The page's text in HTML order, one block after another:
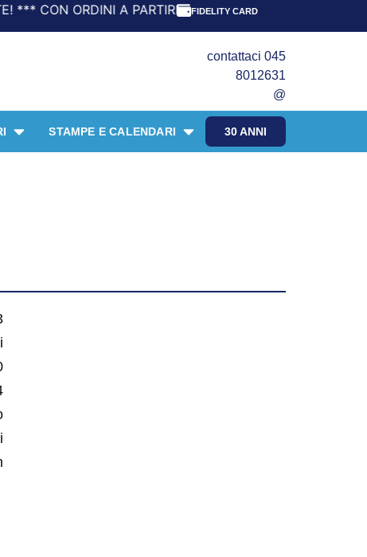
A PARTIRE DA 69,90€ LA SPEDIZIONE È GRATIS!
FIDELITY CARD
contattaci 045
8012631
@
30 ANNI
STAMPE E CALENDARI